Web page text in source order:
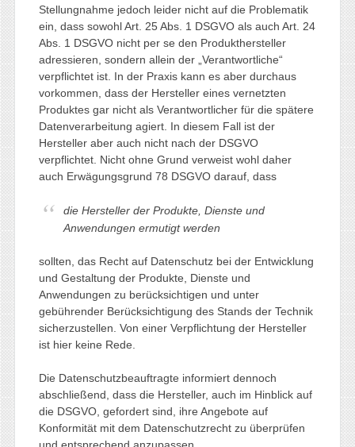
Stellungnahme jedoch leider nicht auf die Problematik
ein, dass sowohl Art. 25 Abs. 1 DSGVO als auch Art. 24
Abs. 1 DSGVO nicht per se den Produkthersteller
adressieren, sondern allein der „Verantwortliche“
verpflichtet ist. In der Praxis kann es aber durchaus
vorkommen, dass der Hersteller eines vernetzten
Produktes gar nicht als Verantwortlicher für die spätere
Datenverarbeitung agiert. In diesem Fall ist der
Hersteller aber auch nicht nach der DSGVO
verpflichtet. Nicht ohne Grund verweist wohl daher
auch Erwägungsgrund 78 DSGVO darauf, dass
die Hersteller der Produkte, Dienste und
Anwendungen ermutigt werden
sollten, das Recht auf Datenschutz bei der Entwicklung
und Gestaltung der Produkte, Dienste und
Anwendungen zu berücksichtigen und unter
gebührender Berücksichtigung des Stands der Technik
sicherzustellen. Von einer Verpflichtung der Hersteller
ist hier keine Rede.
Die Datenschutzbeauftragte informiert dennoch
abschließend, dass die Hersteller, auch im Hinblick auf
die DSGVO, gefordert sind, ihre Angebote auf
Konformität mit dem Datenschutzrecht zu überprüfen
und entsprechend anzupassen.